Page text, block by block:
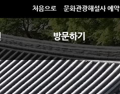
처음으로 문화관광해설사 예약
방문하기